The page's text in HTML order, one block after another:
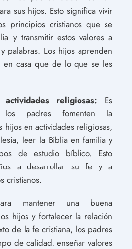
sus hijos. Esto significa vivir
principios cristianos que se
y transmitir estos valores a
palabras. Los hijos aprenden
en casa que de lo que se les
religiosas: Es
los padres fomenten la
hijos en actividades religiosas,
leer la Biblia en familia y
de estudio bíblico. Esto
a desarrollar su fe y a
cristianos.
mantener una buena
hijos y fortalecer la relación
de la fe cristiana, los padres
de calidad, enseñar valores